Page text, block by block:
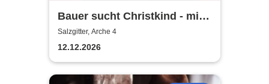
Bauer sucht Christkind - mit
Ralf Bauer & Pat Fritz
Salzgitter, Arche 4
12.12.2026